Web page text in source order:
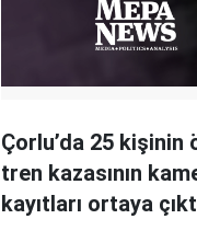
Çorlu’da 25 kişinin
tren kazasının
kayıtları ortaya